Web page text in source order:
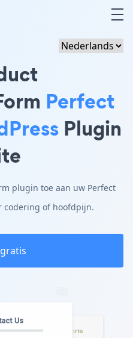
Perfect
Plugin
plugin toe aan uw Perfect
codering of hoofdpijn.